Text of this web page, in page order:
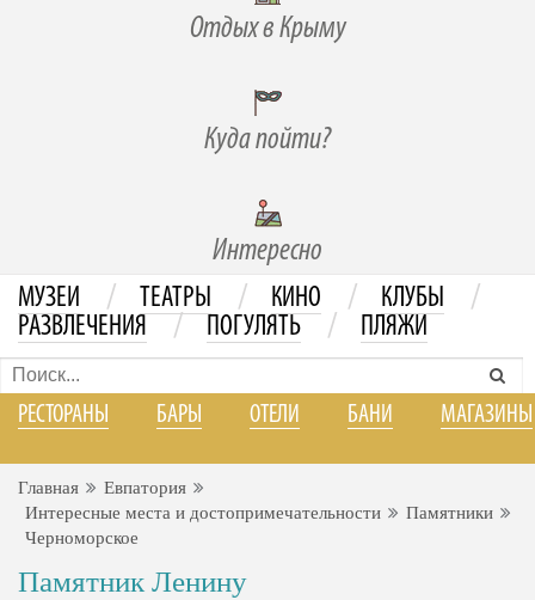
Отдых в Крыму
Куда пойти?
Интересно
МУЗЕИ / ТЕАТРЫ / КИНО / КЛУБЫ /
РАЗВЛЕЧЕНИЯ / ПОГУЛЯТЬ / ПЛЯЖИ
РЕСТОРАНЫ БАРЫ ОТЕЛИ БАНИ МАГАЗИНЫ
Главная
Евпатория
Интересные места и достопримечательности
Памятники
Черноморское
Памятник Ленину